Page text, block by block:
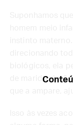
biológicos, ela
de marido